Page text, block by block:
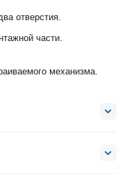
отверстия.
части.
механизма.